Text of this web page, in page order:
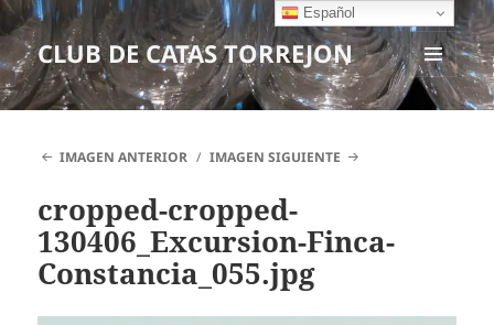
CLUB DE CATAS TORREJON
MENÚ
Y
IMAGEN ANTERIOR
IMAGEN SIGUIENTE
cropped-cropped-
130406_Excursion-Finca-
Constancia_055.jpg
Español